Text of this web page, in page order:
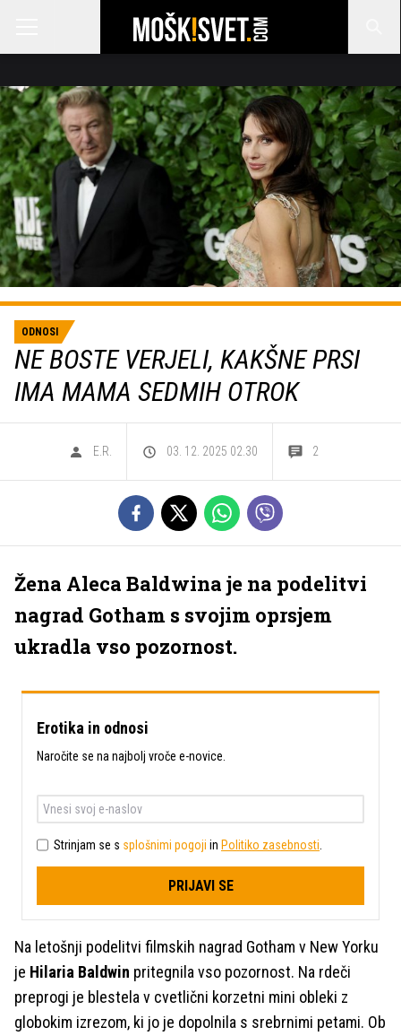
ODNOSI
NE BOSTE VERJELI, KAKŠNE PRSI
IMA MAMA SEDMIH OTROK
E.R. 03. 12. 2025 02.30 2
Žena Aleca Baldwina je na podelitvi
nagrad Gotham s svojim oprsjem
ukradla vso pozornost.
Erotika in odnosi
Naročite se na najbolj vroče e-novice.
Strinjam se s splošnimi pogoji in Politiko zasebnosti
PRIJAVI SE
Na letošnji podelitvi filmskih nagrad Gotham v New Yorku
je Hilaria Baldwin pritegnila vso pozornost. Na rdeči
preprogi je blestela v cvetlični korzetni mini obleki z
globokim izrezom, ki jo je dopolnila s srebrnimi petami. Ob